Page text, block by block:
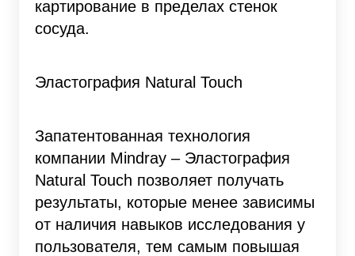
картирование в пределах стенок
сосуда.
Эластография Natural Touch
Запатентованная технология
компании Mindray – Эластография
Natural Touch позволяет получать
результаты, которые менее зависимы
от наличия навыков исследования у
пользователя, тем самым повышая